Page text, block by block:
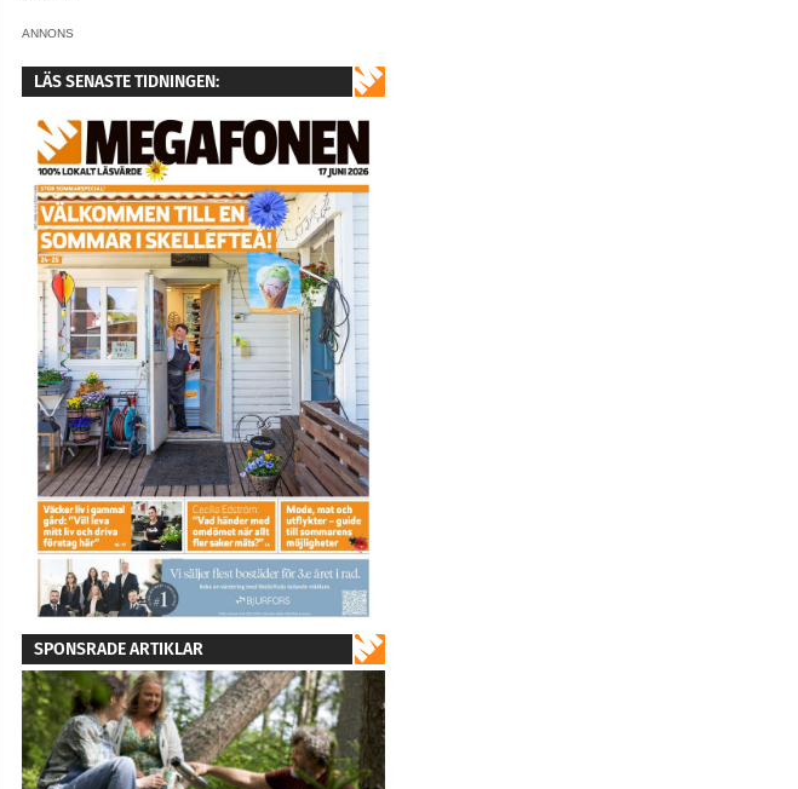
ANNONS
LÄS SENASTE TIDNINGEN:
SPONSRADE ARTIKLAR